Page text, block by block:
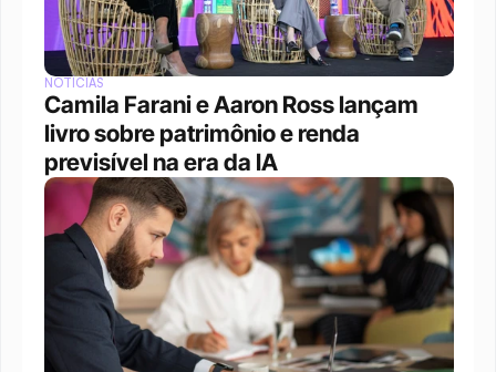
NOTÍCIAS
Camila Farani e Aaron Ross lançam
livro sobre patrimônio e renda
previsível na era da IA